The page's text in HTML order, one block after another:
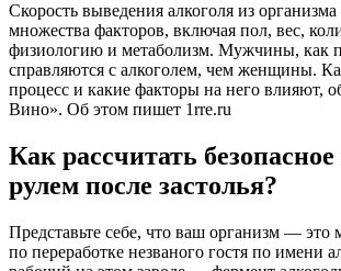
Скорость выведения алкоголя из организма
множества факторов, включая пол, вес,
физиологию и метаболизм. Мужчины, как
справляются с алкоголем, чем женщины.
процесс и какие факторы на него влияют,
Вино». Об этом пишет 1rre.ru
Как рассчитать
рулем после застолья?
Представьте себе, что ваш организм — это
по переработке незваного гостя по имени